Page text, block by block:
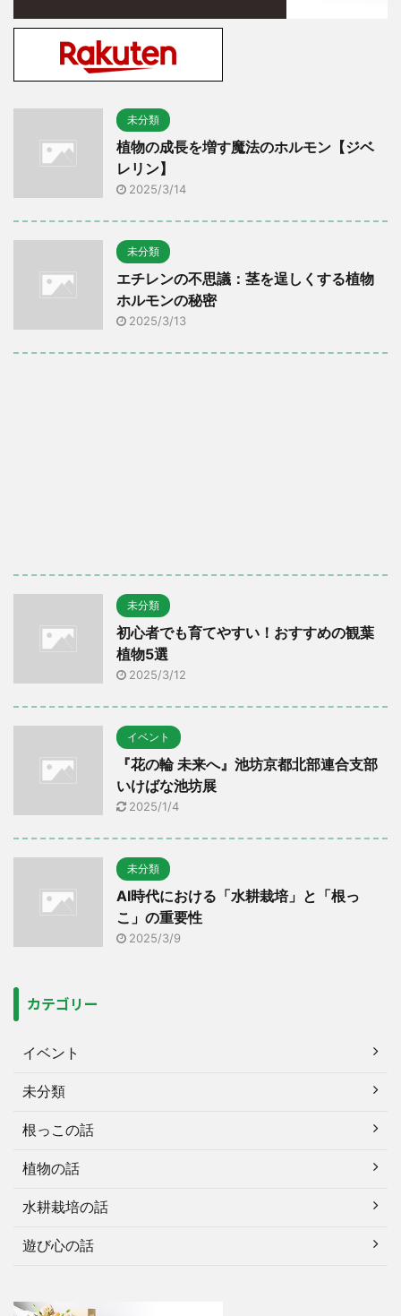
未分類
植物の成長を増す魔法のホルモン【ジベ
レリン】
2025/3/14
未分類
エチレンの不思議：茎を逞しくする植物
ホルモンの秘密
2025/3/13
未分類
初心者でも育てやすい！おすすめの観葉
植物5選
2025/3/12
イベント
『花の輪 未来へ』池坊京都北部連合支部
いけばな池坊展
2025/1/4
未分類
AI時代における「水耕栽培」と「根っ
こ」の重要性
2025/3/9
カテゴリー
イベント
未分類
根っこの話
植物の話
水耕栽培の話
遊び心の話